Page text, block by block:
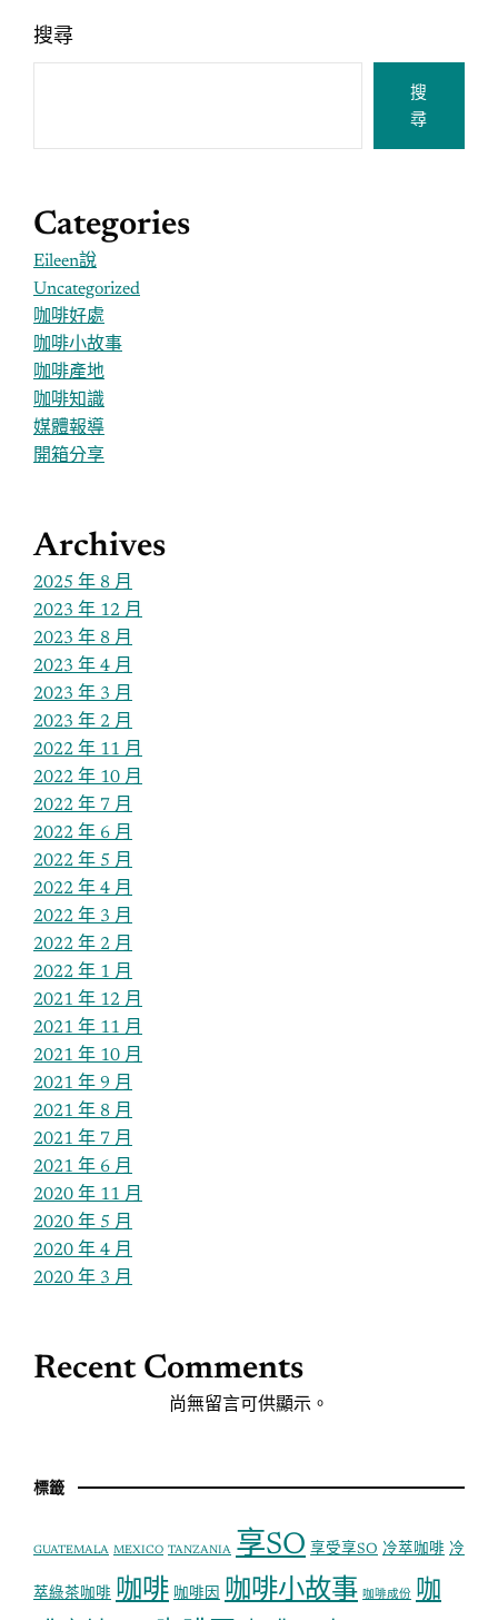
搜尋
搜
尋
Categories
Eileen說
Uncategorized
咖啡好處
咖啡小故事
咖啡產地
咖啡知識
媒體報導
開箱分享
Archives
2025 年 8 月
2023 年 12 月
2023 年 8 月
2023 年 4 月
2023 年 3 月
2023 年 2 月
2022 年 11 月
2022 年 10 月
2022 年 7 月
2022 年 6 月
2022 年 5 月
2022 年 4 月
2022 年 3 月
2022 年 2 月
2022 年 1 月
2021 年 12 月
2021 年 11 月
2021 年 10 月
2021 年 9 月
2021 年 8 月
2021 年 7 月
2021 年 6 月
2020 年 11 月
2020 年 5 月
2020 年 4 月
2020 年 3 月
Recent Comments
尚無留言可供顯示。
標籤
GUATEMALA MEXICO TANZANIA 享SO 享受享SO 冷萃咖啡 冷
萃綠茶咖啡 咖啡 咖啡因 咖啡小故事 咖啡成份 咖